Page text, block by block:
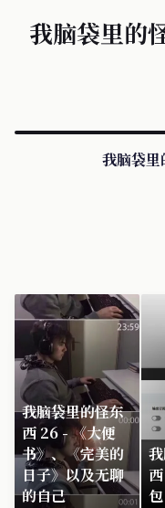
我脑袋里的
我脑袋
我脑袋里的怪东
西 26 - 《大便
书》、《完美的
日子》以及无聊
的自己
包